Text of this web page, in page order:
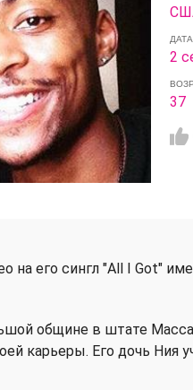
2
37
на его сингл "All I Got"
общине в штате
карьеры. Его дочь Ния